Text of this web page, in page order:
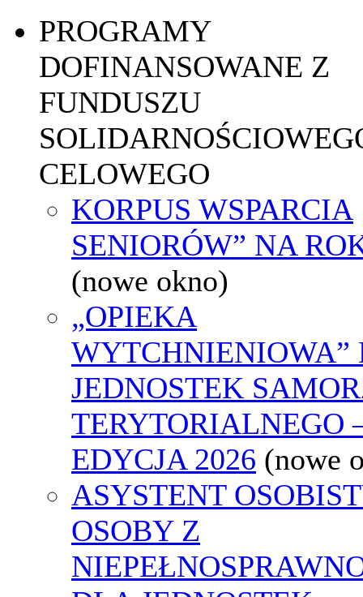
PROGRAMY
DOFINANSOWANE Z
FUNDUSZU
CELOWEGO
KORPUS WSPARCIA
SENIORÓW” NA
(nowe okno)
„OPIEKA
WYTCHNIENIOWA”
JEDNOSTEK
TERYTORIALNEGO
EDYCJA 2026 (nowe
ASYSTENT
OSOBY Z